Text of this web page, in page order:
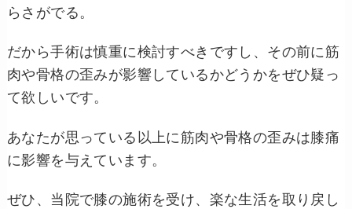
らさがでる。
だから手術は慎重に検討すべきですし、その前に筋
肉や骨格の歪みが影響しているかどうかをぜひ疑っ
て欲しいです。
あなたが思っている以上に筋肉や骨格の歪みは膝痛
に影響を与えています。
ぜひ、当院で膝の施術を受け、楽な生活を取り戻し